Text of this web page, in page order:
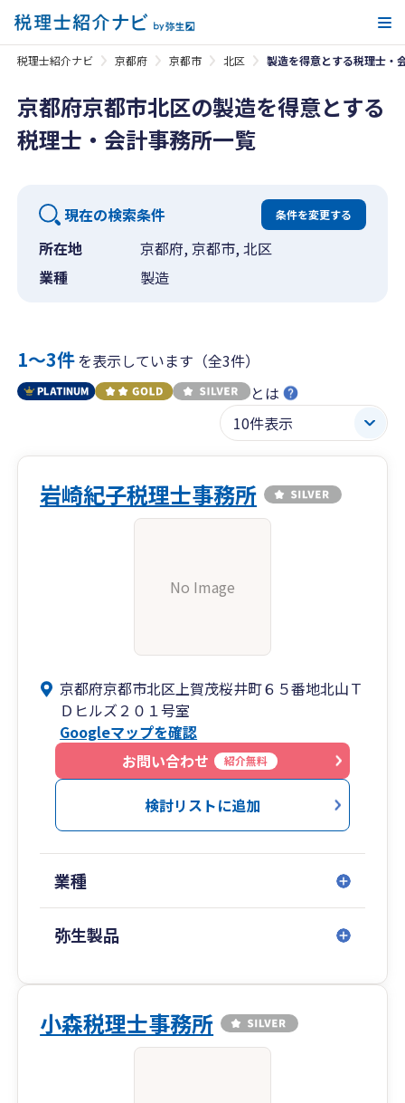
税理士紹介ナビ 京都府 京都市 北区 製造を得意とする税理士・
京都府京都市北区の製造を得意とする
税理士・会計事務所一覧
現在の検索条件 条件を変更する
所在地
京都府, 京都市, 北区
業種
製造
1〜3件を表示しています（全3件）
とは
岩崎紀子税理士事務所
No Image
京都府京都市北区上賀茂桜井町６５番地北山Ｔ
Ｄヒルズ２０１号室
Googleマップを確認
お問い合わせ
紹介無料
検討リストに追加
業種
弥生製品
小森税理士事務所